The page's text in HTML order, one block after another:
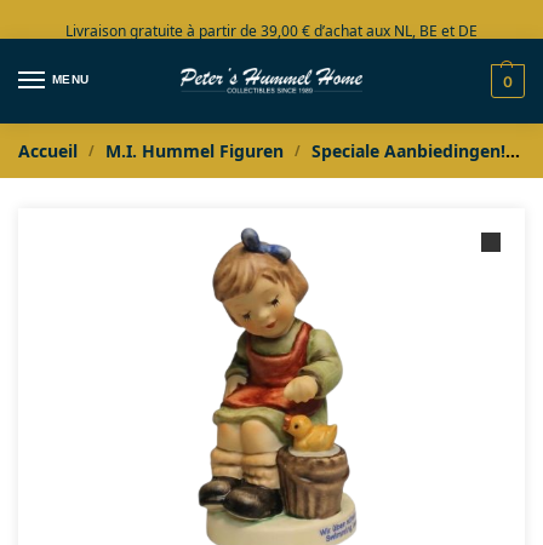
Livraison gratuite à partir de 39,00 € d’achat aux NL, BE et DE
Grand choix en stock
MENU 0
Accueil / M.I. Hummel Figuren / Speciale Aanbiedingen!